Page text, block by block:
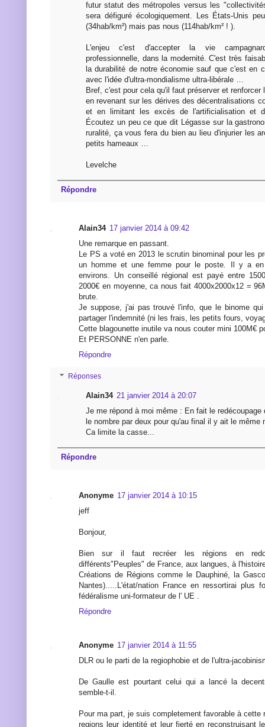
futur statut des métropoles versus les
sera défiguré écologiquement. Les États-Unis
(34hab/km²) mais pas nous (114hab/km² ! ).
L'enjeu c'est d'accepter la vie
professionnelle, dans la modernité. C'est très
la durabilité de notre économie sauf que c'est en
avec l'idée d'ultra-mondialisme ultra-libérale …
Bref, c'est pour cela qu'il faut préserver et
en revenant sur les dérives des décentralisations
et en limitant les excès de l'artificialisation et
Écoutez un peu ce que dit Légasse sur la
ruralité, ça vous fera du bien au lieu d'injurier les
petits hameaux …
Levelche
Répondre
Alain34 17 janvier 2014 à 09:42
Une remarque en passant.
Le PS a voté en 2013 le scrutin binominal pour les
un homme et une femme pour le poste. Il y a en
environs. Un conseillé régional est payé entre
2000€ en moyenne, ca nous fait 4000x2000x12 =
brute.
Je suppose, j'ai pas trouvé l'info, que le binome
partager l'indemnité (ni les frais, les petits fours,
Cette blagounette inutile va nous couter mini 100M€
Et PERSONNE n'en parle.
Répondre
Réponses
Alain34 21 janvier 2014 à 20:07
Je me répond à moi même : En fait le
le nombre par deux pour qu'au final il y ait le même
Ca limite la casse...
Répondre
Anonyme 17 janvier 2014 à 10:15
jeff
Bonjour,
Bien sur il faut recréer les régions en
différents"Peuples" de France, aux langues, à
Créations de Régions comme le Dauphiné, la
Nantes).....L'état/nation France en ressortirai plus
fédéralisme uni-formateur de l' UE .
Répondre
Anonyme 17 janvier 2014 à 11:55
DLR ou le parti de la regiophobie et de l'ultra-
De Gaulle est pourtant celui qui a lancé la
semble-t-il.
Pour ma part, je suis completement favorable à cette
regions leur identité et leur fierté en reconstruisant